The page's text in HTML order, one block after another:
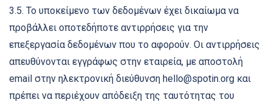
3.5. Το υποκείμενο των δεδομένων έχει δικαίωμα να
προβάλλει οποτεδήποτε αντιρρήσεις για την
επεξεργασία δεδομένων που το αφορούν. Οι αντιρρήσεις
απευθύνονται εγγράφως στην εταιρεία, με αποστολή
email στην ηλεκτρονική διεύθυνση hello@spotin.org και
πρέπει να περιέχουν απόδειξη της ταυτότητας του